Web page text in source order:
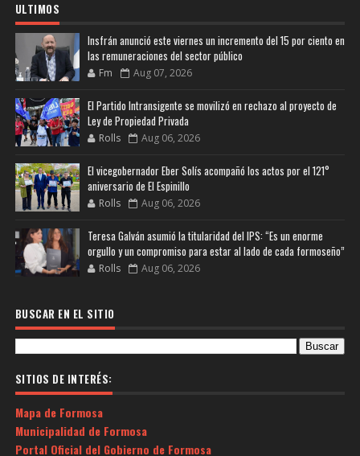
ULTIMOS
Insfrán anunció este viernes un incremento del 15 por ciento en
las remuneraciones del sector público
Fm Aug 07, 2026
El Partido Intransigente se movilizó en rechazo al proyecto de
Ley de Propiedad Privada
Rolls Aug 06, 2026
El vicegobernador Eber Solís acompañó los actos por el 121°
aniversario de El Espinillo
Rolls Aug 06, 2026
Teresa Galván asumió la titularidad del IPS: “Es un enorme
orgullo y un compromiso para estar al lado de cada formoseño”
Rolls Aug 06, 2026
BUSCAR EN EL SITIO
SITIOS DE INTERÉS:
Mapa de Formosa
Municipalidad de Formosa
Portal Oficial del Gobierno de Formosa